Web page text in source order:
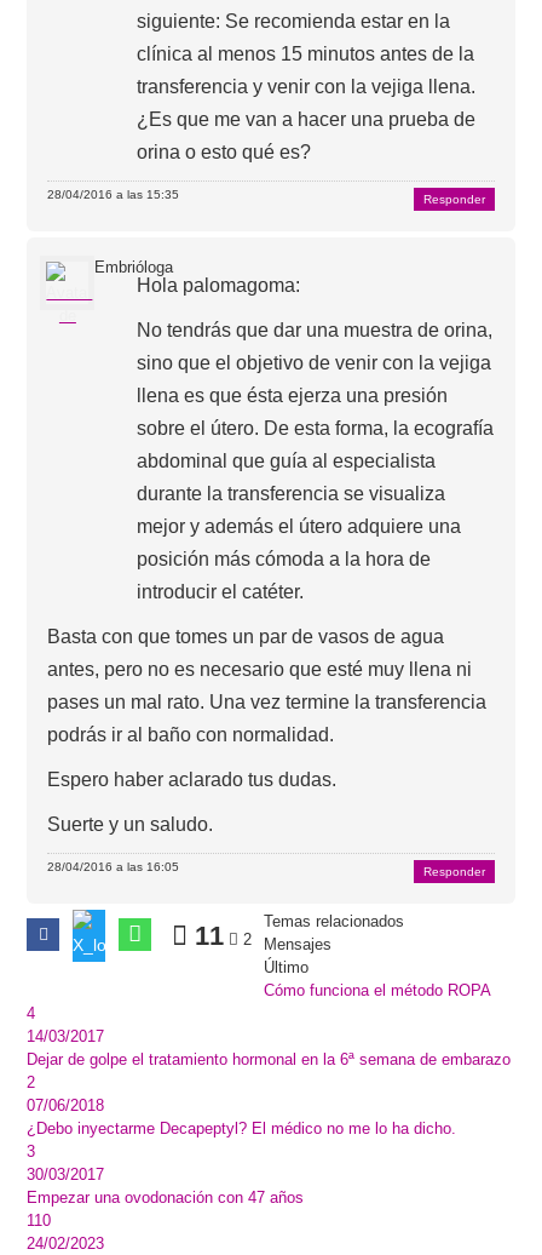
siguiente: Se recomienda estar en la
clínica al menos 15 minutos antes de la
transferencia y venir con la vejiga llena.
¿Es que me van a hacer una prueba de
orina o esto qué es?
28/04/2016 a las 15:35 Responder
Embrióloga
Hola palomagoma:
No tendrás que dar una muestra de orina,
sino que el objetivo de venir con la vejiga
llena es que ésta ejerza una presión
sobre el útero. De esta forma, la ecografía
abdominal que guía al especialista
durante la transferencia se visualiza
mejor y además el útero adquiere una
posición más cómoda a la hora de
introducir el catéter.
Basta con que tomes un par de vasos de agua
antes, pero no es necesario que esté muy llena ni
pases un mal rato. Una vez termine la transferencia
podrás ir al baño con normalidad.
Espero haber aclarado tus dudas.
Suerte y un saludo.
28/04/2016 a las 16:05 Responder
11 2
Temas relacionados
Mensajes
Último
Cómo funciona el método ROPA
4
14/03/2017
Dejar de golpe el tratamiento hormonal en la 6ª semana de embarazo
2
07/06/2018
¿Debo inyectarme Decapeptyl? El médico no me lo ha dicho.
3
30/03/2017
Empezar una ovodonación con 47 años
110
24/02/2023